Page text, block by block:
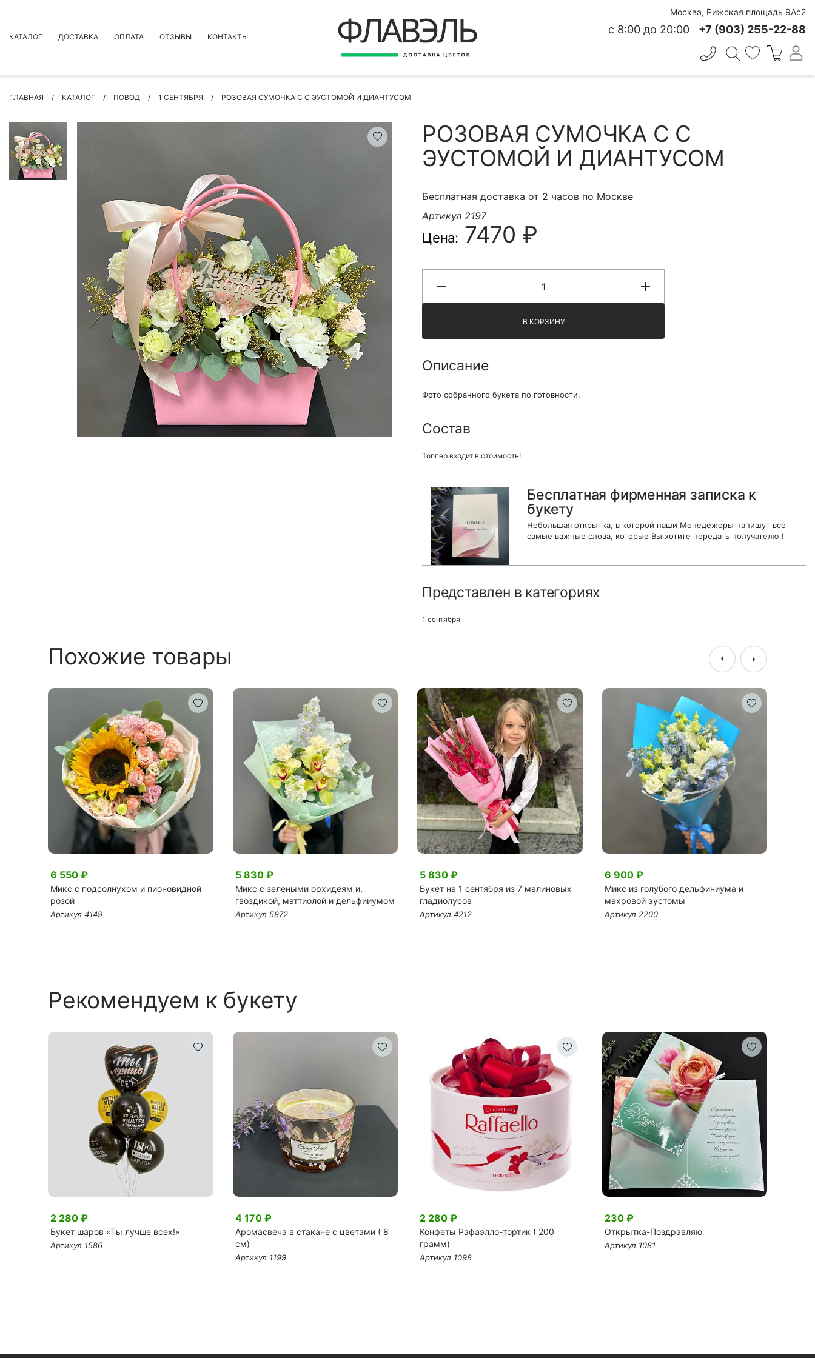
КАТАЛОГ
БУКЕТЫ
ЦВЕТЫ
ПОВОД
РОЗЫ
БУКЕТЫ НЕВЕСТЫ
КОМПОЗИЦИИ ЦВЕТОВ
ИНДИВИДУАЛЬНЫЙ ЗАКАЗ
ЦВЕТЫ ДЛЯ ПОХОРОН
КОНТАКТЫ
ДОСТАВКА ОПЛАТА ОТЗЫВЫ КОНТАКТЫ
Москва, Рижская площадь 9Ас2
с 8:00 до 20:00 +7 (903) 255-22-88
ГЛАВНАЯ КАТАЛОГ ПОВОД 1 СЕНТЯБРЯ РОЗОВАЯ СУМОЧКА С С ЭУСТОМОЙ И ДИАНТУСОМ
РОЗОВАЯ СУМОЧКА С С
ЭУСТОМОЙ И ДИАНТУСОМ
Бесплатная доставка от 2 часов по Москве
Артикул 2197
Цена: 7470 ₽
В КОРЗИНУ
Описание
Фото собранного букета по готовности.
Состав
Топпер входит в стоимость!
Бесплатная фирменная записка к
букету
Небольшая открытка, в которой наши Менедежеры напишут все
самые важные слова, которые Вы хотите передать получателю !
Представлен в категориях
1 сентября
Похожие товары
6 550 ₽
Микс с подсолнухом и пионовидной
розой
Артикул 4149
5 830 ₽
Микс с зелеными орхидеям и,
гвоздикой, маттиолой и дельфииумом
Артикул 5872
5 830 ₽
Букет на 1 сентября из 7 малиновых
гладиолусов
Артикул 4212
6 900 ₽
Микс из голубого дельфиниума и
махровой эустомы
Артикул 2200
Рекомендуем к букету
2 280 ₽
Букет шаров «Ты лучше всех!»
Артикул 1586
4 170 ₽
Аромасвеча в стакане с цветами ( 8
см)
Артикул 1199
2 280 ₽
Конфеты Рафаэлло-тортик ( 200
грамм)
Артикул 1098
230 ₽
Открытка-Поздравляю
Артикул 1081
ВЕРНУТЬСЯ
Быстрая покупка
КОНТАКТНЫЕ ДАННЫЕ
БЫСТРАЯ ПОКУПКА
Я принимаю Политику конфиденциальности и
Правила использования сайта ФЛАВЭЛЬ. Мы не
продаем ваши данные и храним их в безопасности